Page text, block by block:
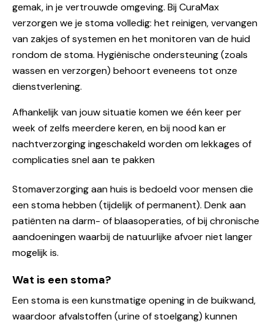
gemak, in je vertrouwde omgeving. Bij CuraMax
verzorgen we je stoma volledig: het reinigen, vervangen
van zakjes of systemen en het monitoren van de huid
rondom de stoma. Hygiënische ondersteuning (zoals
wassen en verzorgen) behoort eveneens tot onze
dienstverlening.
Afhankelijk van jouw situatie komen we één keer per
week of zelfs meerdere keren, en bij nood kan er
nachtverzorging ingeschakeld worden om lekkages of
complicaties snel aan te pakken
Stomaverzorging aan huis is bedoeld voor mensen die
een stoma hebben (tijdelijk of permanent). Denk aan
patiënten na darm- of blaasoperaties, of bij chronische
aandoeningen waarbij de natuurlijke afvoer niet langer
mogelijk is.
Wat is een stoma?
Een stoma is een kunstmatige opening in de buikwand,
waardoor afvalstoffen (urine of stoelgang) kunnen